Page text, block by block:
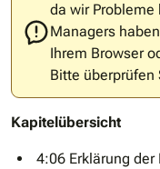
da wir
Managers
Ihrem Browser
Bitte überprüfen
Kapitelübersicht
4:06 Erklärung der